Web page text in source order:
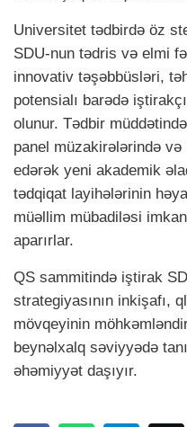
Universitet tədbirdə öz
SDU-nun tədris və elmi
innovativ təşəbbüsləri,
potensialı barədə
olunur. Tədbir
panel müzakirələrində
edərək yeni akademik
tədqiqat layihələrinin
müəllim mübadiləsi
aparırlar.
QS sammitində iştirak
strategiyasının inkişafı,
mövqeyinin
beynəlxalq səviyyədə
əhəmiyyət daşıyır.